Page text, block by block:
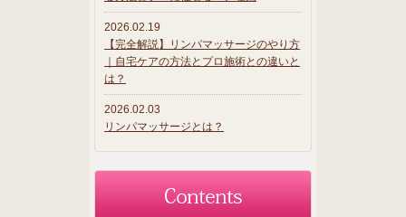
2026.02.19
【完全解説】リンパマッサージのやり方
｜自宅ケアの方法とプロ施術との違いと
は？
2026.02.03
リンパマッサージとは？